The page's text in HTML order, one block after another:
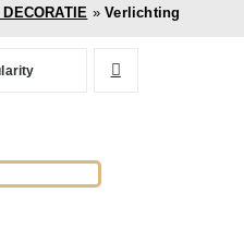
»Verlichting